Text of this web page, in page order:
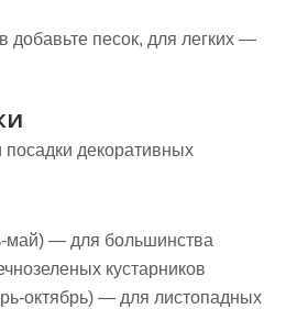
добавьте песок, для легких —
декоративных
май) — для большинства
кустарников
октябрь) — для листопадных